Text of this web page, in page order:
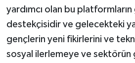
yardımcı olan bu
destekçisidir ve gelecekteki
gençlerin yeni fikirlerini ve
sosyal ilerlemeye ve sektörün